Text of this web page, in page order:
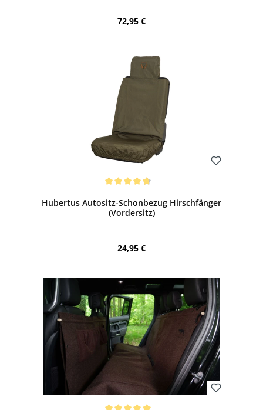
Regulärer Preis:
72,95 €
Hubertus Autositz-Schonbezug Hirschfänger
(Vordersitz)
Regulärer Preis:
24,95 €